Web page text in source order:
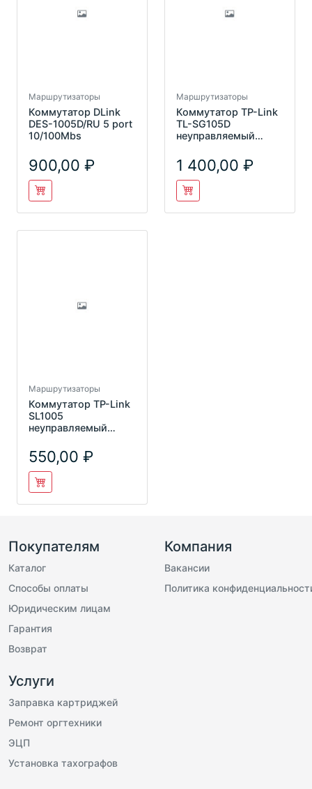
Маршрутизаторы
Коммутатор DLink
DES-1005D/RU 5 port
10/100Mbs
900,00
Маршрутизаторы
Коммутатор TP-Link
TL-SG105D
неуправляемый
1 400,00
Маршрутизаторы
Коммутатор TP-Link
SL1005
неуправляемый
550,00
Покупателям
Каталог
Способы оплаты
Юридическим лицам
Гарантия
Возврат
Компания
Вакансии
Политика
Услуги
Заправка картриджей
Ремонт оргтехники
ЭЦП
Установка тахографов